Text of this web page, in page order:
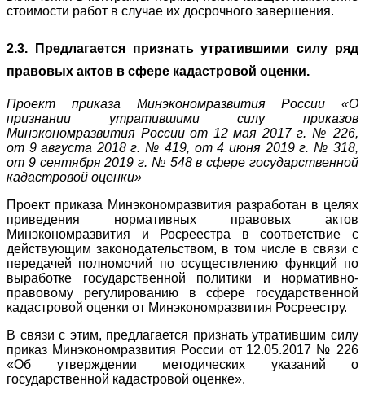
стоимости работ в случае их досрочного завершения.
2.3. Предлагается признать утратившими силу ряд
правовых актов в сфере кадастровой оценки.
Проект приказа Минэкономразвития России «О
признании утратившими силу приказов
Минэкономразвития России от 12 мая 2017 г. № 226,
от 9 августа 2018 г. № 419, от 4 июня 2019 г. № 318,
от 9 сентября 2019 г. № 548 в сфере государственной
кадастровой оценки»
Проект приказа Минэкономразвития разработан в целях
приведения нормативных правовых актов
Минэкономразвития и Росреестра в соответствие с
действующим законодательством, в том числе в связи с
передачей полномочий ‎по осуществлению функций по
выработке государственной политики и нормативно-
правовому регулированию в сфере государственной
кадастровой оценки от Минэкономразвития Росреестру.
В связи с этим, предлагается признать утратившим силу
приказ Минэкономразвития России от 12.05.2017 № 226
«Об утверждении методических указаний о
государственной кадастровой оценке».